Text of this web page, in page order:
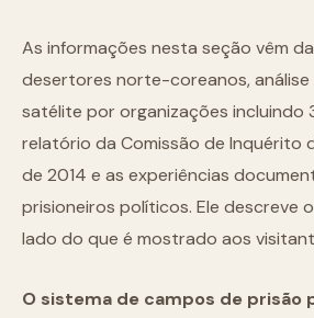
As informações nesta seção vêm
desertores norte-coreanos, análise
satélite por organizações incluindo
relatório da Comissão de Inquérito
de 2014 e as experiências
prisioneiros políticos. Ele descreve o
lado do que é mostrado aos
O sistema de campos de prisão